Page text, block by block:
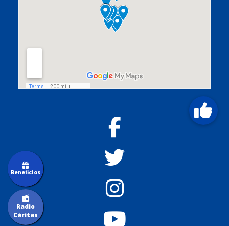
Radio
Cáritas
Beneficios